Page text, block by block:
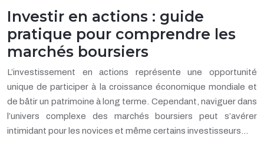
Investir en actions : guide
pratique pour comprendre les
marchés boursiers
L’investissement en actions représente une opportunité
unique de participer à la croissance économique mondiale et
de bâtir un patrimoine à long terme. Cependant, naviguer dans
l’univers complexe des marchés boursiers peut s’avérer
intimidant pour les novices et même certains investisseurs…